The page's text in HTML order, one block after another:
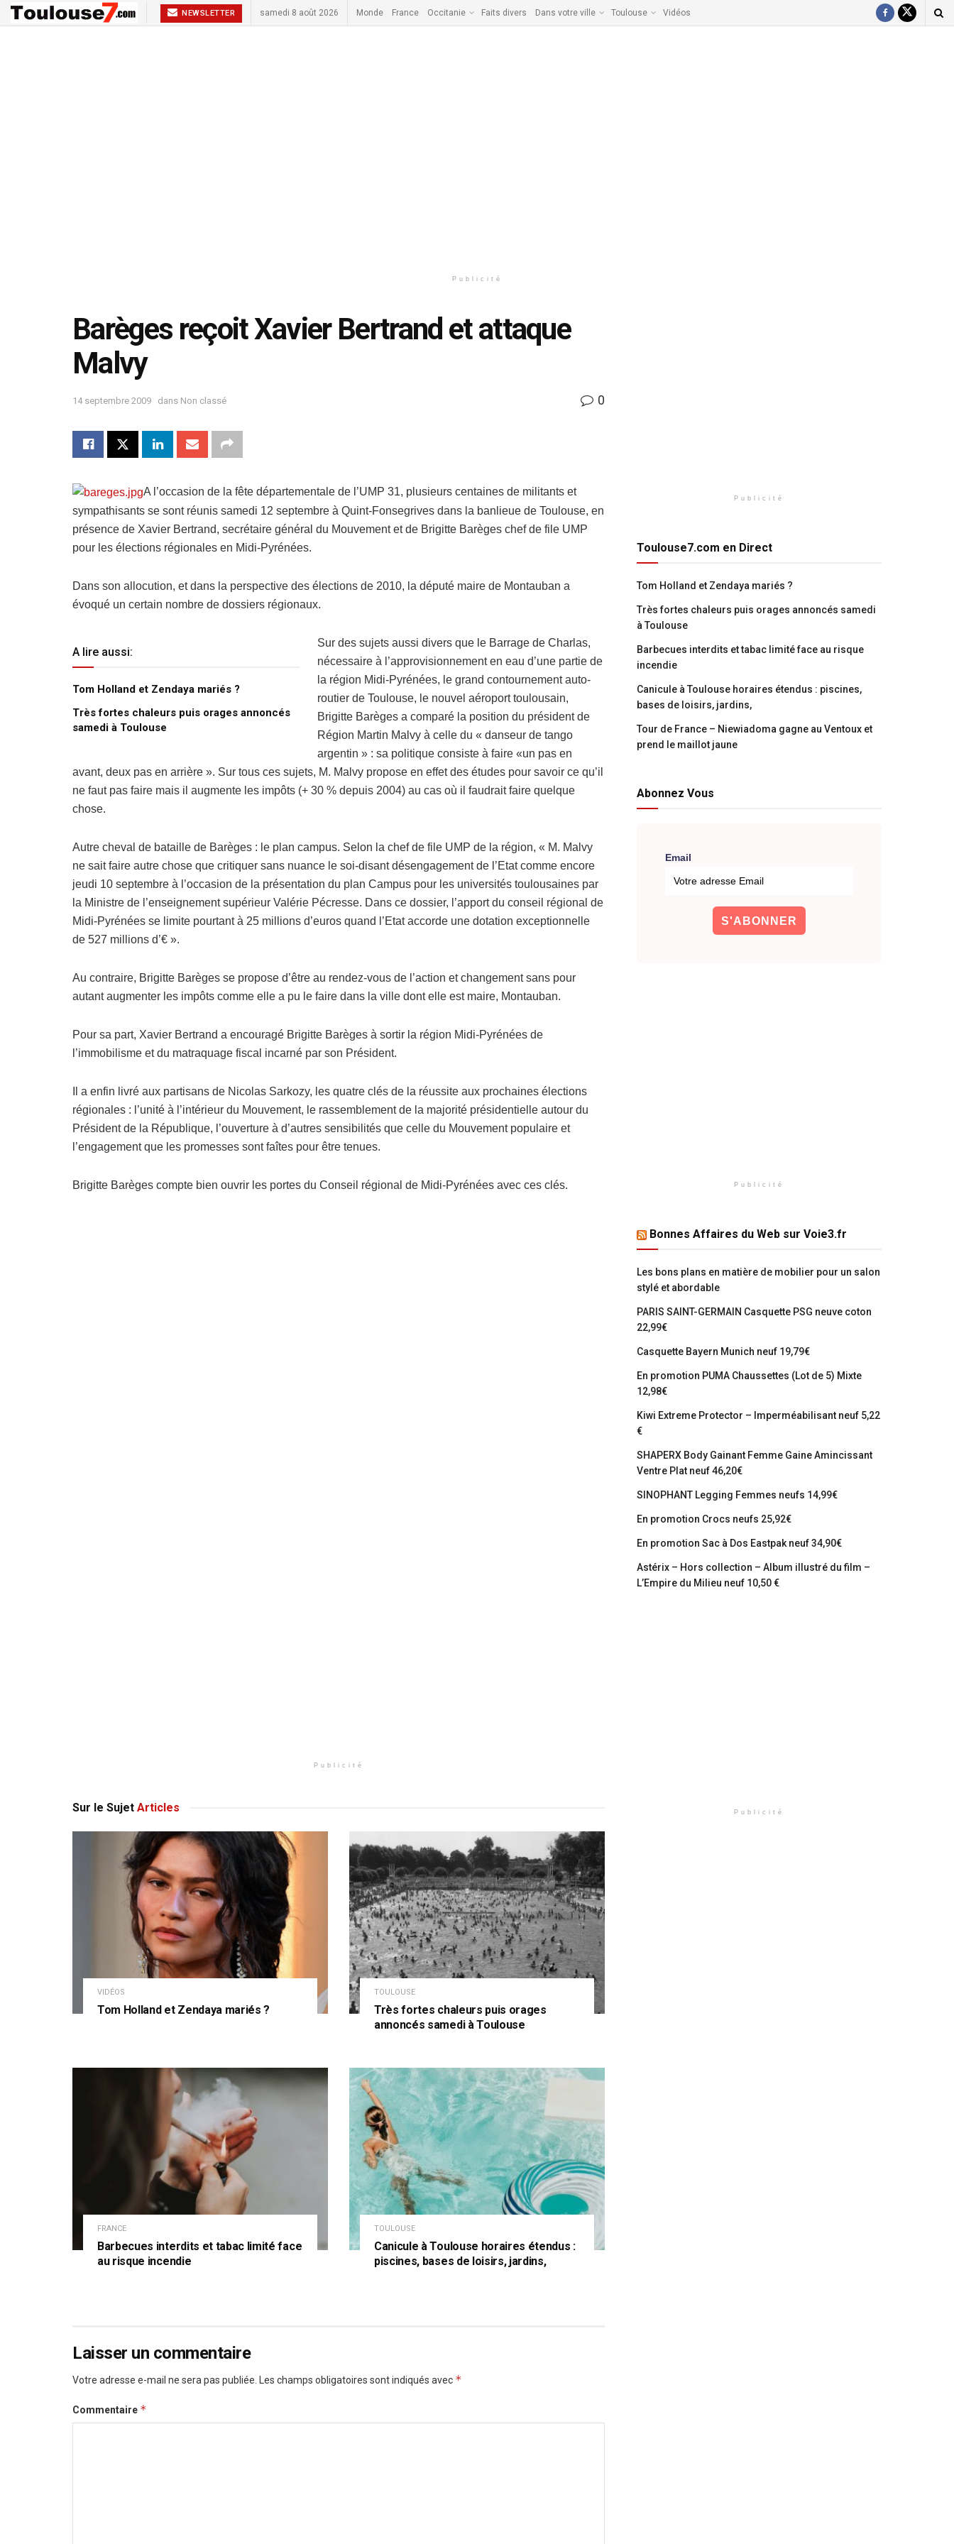
NEWSLETTER samedi 8 août 2026 Monde France Occitanie Faits divers Dans votre ville Toulouse Vidéos
Publicité
Barèges reçoit Xavier Bertrand et attaque
Malvy
14 septembre 2009 dans Non classé 0
A l’occasion de la fête départementale de l’UMP 31, plusieurs centaines de militants et
sympathisants se sont réunis samedi 12 septembre à Quint-Fonsegrives dans la banlieue de Toulouse, en
présence de Xavier Bertrand, secrétaire général du Mouvement et de Brigitte Barèges chef de file UMP
pour les élections régionales en Midi-Pyrénées.
Dans son allocution, et dans la perspective des élections de 2010, la député maire de Montauban a
évoqué un certain nombre de dossiers régionaux.
A lire aussi:
Tom Holland et Zendaya mariés ?
Très fortes chaleurs puis orages annoncés
samedi à Toulouse
Sur des sujets aussi divers que le Barrage de Charlas,
nécessaire à l’approvisionnement en eau d’une partie de
la région Midi-Pyrénées, le grand contournement auto-
routier de Toulouse, le nouvel aéroport toulousain,
Brigitte Barèges a comparé la position du président de
Région Martin Malvy à celle du « danseur de tango
argentin » : sa politique consiste à faire «un pas en
avant, deux pas en arrière ». Sur tous ces sujets, M. Malvy propose en effet des études pour savoir ce qu’il
ne faut pas faire mais il augmente les impôts (+ 30 % depuis 2004) au cas où il faudrait faire quelque
chose.
Autre cheval de bataille de Barèges : le plan campus. Selon la chef de file UMP de la région, « M. Malvy
ne sait faire autre chose que critiquer sans nuance le soi-disant désengagement de l’Etat comme encore
jeudi 10 septembre à l’occasion de la présentation du plan Campus pour les universités toulousaines par
la Ministre de l’enseignement supérieur Valérie Pécresse. Dans ce dossier, l’apport du conseil régional de
Midi-Pyrénées se limite pourtant à 25 millions d’euros quand l’Etat accorde une dotation exceptionnelle
de 527 millions d’€ ».
Au contraire, Brigitte Barèges se propose d’être au rendez-vous de l’action et changement sans pour
autant augmenter les impôts comme elle a pu le faire dans la ville dont elle est maire, Montauban.
Pour sa part, Xavier Bertrand a encouragé Brigitte Barèges à sortir la région Midi-Pyrénées de
l’immobilisme et du matraquage fiscal incarné par son Président.
Il a enfin livré aux partisans de Nicolas Sarkozy, les quatre clés de la réussite aux prochaines élections
régionales : l’unité à l’intérieur du Mouvement, le rassemblement de la majorité présidentielle autour du
Président de la République, l’ouverture à d’autres sensibilités que celle du Mouvement populaire et
l’engagement que les promesses sont faîtes pour être tenues.
Brigitte Barèges compte bien ouvrir les portes du Conseil régional de Midi-Pyrénées avec ces clés.
Publicité
Sur le Sujet Articles
VIDÉOS
Tom Holland et Zendaya mariés ?
TOULOUSE
Très fortes chaleurs puis orages
annoncés samedi à Toulouse
FRANCE
Barbecues interdits et tabac limité face
au risque incendie
TOULOUSE
Canicule à Toulouse horaires étendus :
piscines, bases de loisirs, jardins,
Laisser un commentaire
Votre adresse e-mail ne sera pas publiée. Les champs obligatoires sont indiqués avec *
Commentaire *
Publicité
Toulouse7.com en Direct
Tom Holland et Zendaya mariés ?
Très fortes chaleurs puis orages annoncés samedi
à Toulouse
Barbecues interdits et tabac limité face au risque
incendie
Canicule à Toulouse horaires étendus : piscines,
bases de loisirs, jardins,
Tour de France – Niewiadoma gagne au Ventoux et
prend le maillot jaune
Abonnez Vous
Email
Publicité
Bonnes Affaires du Web sur Voie3.fr
Les bons plans en matière de mobilier pour un salon
stylé et abordable
PARIS SAINT-GERMAIN Casquette PSG neuve coton
22,99€
Casquette Bayern Munich neuf 19,79€
En promotion PUMA Chaussettes (Lot de 5) Mixte
12,98€
Kiwi Extreme Protector – Imperméabilisant neuf 5,22
€
SHAPERX Body Gainant Femme Gaine Amincissant
Ventre Plat neuf 46,20€
SINOPHANT Legging Femmes neufs 14,99€
En promotion Crocs neufs 25,92€
En promotion Sac à Dos Eastpak neuf 34,90€
Astérix – Hors collection – Album illustré du film –
L’Empire du Milieu neuf 10,50 €
Publicité